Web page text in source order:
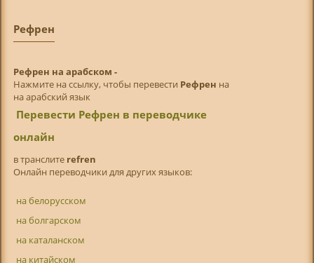
Рефрен
Рефрен на арабском -
Нажмите на ссылку, чтобы перевести Рефрен на
на арабский язык
Перевести Рефрен в переводчике
онлайн
в транслитe refren
Онлайн переводчики для других языков:
на белорусском
на болгарском
на каталанском
на китайском